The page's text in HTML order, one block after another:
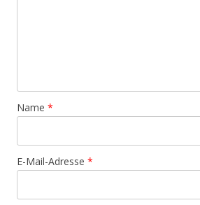
Name *
E-Mail-Adresse *